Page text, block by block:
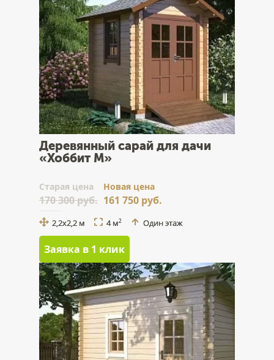
Деревянный сарай для дачи
«Хоббит М»
Cтарая цена
170 300 руб.
Новая цена
161 750 руб.
2,2х2,2 м 4 м2 Один этаж
Заявка в 1 клик